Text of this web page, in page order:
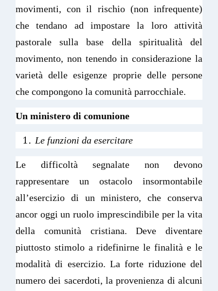
movimenti, con il rischio (non infrequente)
che tendano ad impostare la loro attività
pastorale sulla base della spiritualità del
movimento, non tenendo in considerazione la
varietà delle esigenze proprie delle persone
che compongono la comunità parrocchiale.
Un ministero di comunione
Le funzioni da esercitare
Le difficoltà segnalate non devono
rappresentare un ostacolo insormontabile
all’esercizio di un ministero, che conserva
ancor oggi un ruolo imprescindibile per la vita
della comunità cristiana. Deve diventare
piuttosto stimolo a ridefinirne le finalità e le
modalità di esercizio. La forte riduzione del
numero dei sacerdoti, la provenienza di alcuni